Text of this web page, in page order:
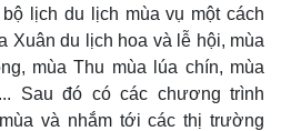
lịch du lịch mùa vụ một cách
Xuân du lịch hoa và lễ hội, mùa
mùa Thu mùa lúa chín, mùa
Sau đó có các chương trình
và nhắm tới các thị trường